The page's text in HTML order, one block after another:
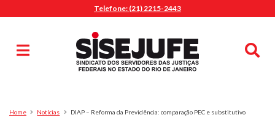
Telefone: (21) 2215-2443
Pesquisa
Home Notícias DIAP – Reforma da Previdência: comparação PEC e substitutivo
MENU
Sindicalize-se